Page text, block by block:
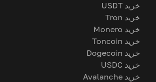
خرید USDT
خرید Tron
خرید Monero
خرید Toncoin
خرید Dogecoin
خرید USDC
خرید Avalanche